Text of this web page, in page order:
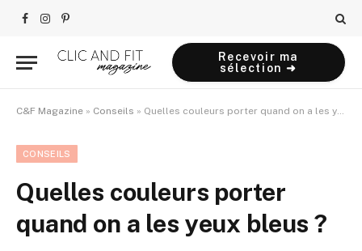
Facebook
Instagram
Pinterest
Recevoir ma
sélection ➜
C&F Magazine » Conseils » Quelles couleurs porter quand on a les yeux bleus ?
CONSEILS
Quelles couleurs porter
quand on a les yeux bleus ?